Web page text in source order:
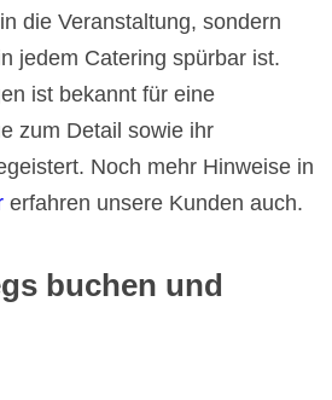
die Veranstaltung, sondern
jedem Catering spürbar ist.
ist bekannt für eine
zum Detail sowie ihr
Noch mehr Hinweise in
erfahren unsere Kunden auch.
buchen und